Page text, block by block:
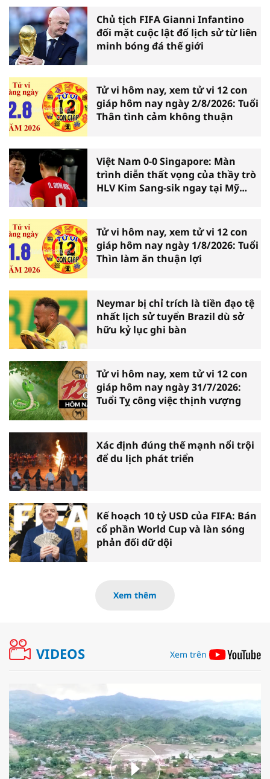
Chủ tịch FIFA Gianni Infantino
đối mặt cuộc lật đổ lịch sử từ liên
minh bóng đá thế giới
Tử vi hôm nay, xem tử vi 12 con
giáp hôm nay ngày 2/8/2026: Tuổi
Thân tình cảm không thuận
Việt Nam 0-0 Singapore: Màn
trình diễn thất vọng của thầy trò
HLV Kim Sang-sik ngay tại Mỹ
Tử vi hôm nay, xem tử vi 12 con
giáp hôm nay ngày 1/8/2026: Tuổi
Thìn làm ăn thuận lợi
Neymar bị chỉ trích là tiền đạo tệ
nhất lịch sử tuyển Brazil dù sở
hữu kỷ lục ghi bàn
Tử vi hôm nay, xem tử vi 12 con
giáp hôm nay ngày 31/7/2026:
Tuổi Tỵ công việc thịnh vượng
Xác định đúng thế mạnh nổi trội
để du lịch phát triển
Kế hoạch 10 tỷ USD của FIFA: Bán
cổ phần World Cup và làn sóng
phản đối dữ dội
Xem thêm
VIDEOS Xem trên